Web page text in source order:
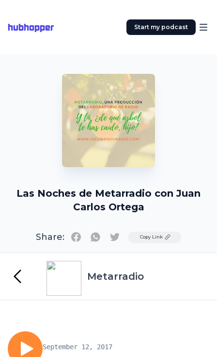
hubhopper Start my podcast
Las Noches de Metarradio con Juan
Carlos Ortega
Share: TwitterCopy Link
Metarradio
September 12, 2017